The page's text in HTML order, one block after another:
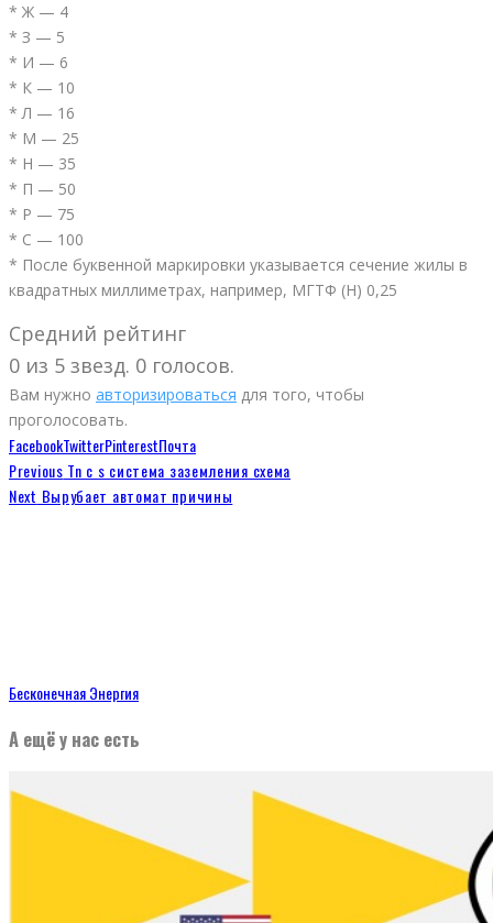
* Ж — 4
* З — 5
* И — 6
* К — 10
* Л — 16
* М — 25
* Н — 35
* П — 50
* Р — 75
* С — 100
* После буквенной маркировки указывается сечение жилы в
квадратных миллиметрах, например, МГТФ (Н) 0,25
Средний рейтинг
0 из 5 звезд. 0 голосов.
Вам нужно авторизироваться для того, чтобы
проголосовать.
FacebookTwitterPinterestПочта
Previous Tn c s система заземления схема
Next Вырубает автомат причины
Бесконечная Энергия
А ещё у нас есть